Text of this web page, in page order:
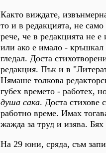
Както виждате,
то и в редакцията, не
рече, че в редакцията не
или ако е имало -
гледал. Доста
редакция. Пък и в
Нямаше толкова
губех времето - работех,
душа сака. Доста стихове
работно време. Имах
жажда за труд и изява.
На 29 юни, сряда, съм